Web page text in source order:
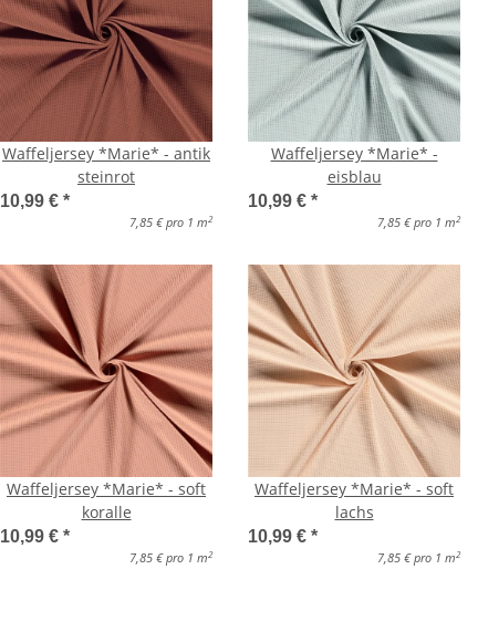
Waffeljersey *Marie* - antik
steinrot
10,99 € *
7,85 € pro 1 m2
Waffeljersey *Marie* -
eisblau
10,99 € *
7,85 € pro 1 m2
Waffeljersey *Marie* - soft
koralle
10,99 € *
7,85 € pro 1 m2
Waffeljersey *Marie* - soft
lachs
10,99 € *
7,85 € pro 1 m2